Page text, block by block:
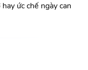
ức chế ngày can